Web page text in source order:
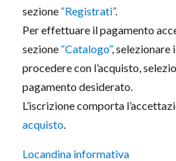
sezione “Registrati”.
Per effettuare il pagamento
sezione “Catalogo”, selezionare
procedere con l’acquisto,
pagamento desiderato.
L’iscrizione comporta
acquisto.
Locandina informativa